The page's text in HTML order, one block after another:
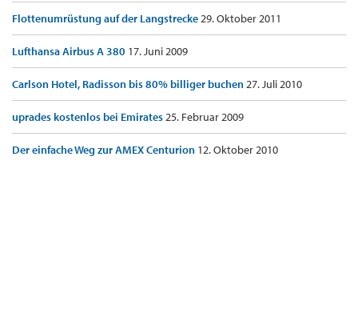
Flottenumrüstung auf der Langstrecke29. Oktober 2011
Lufthansa Airbus A 380 17. Juni 2009
Carlson Hotel, Radisson bis 80% billiger buchen27. Juli 2010
uprades kostenlos bei Emirates25. Februar 2009
Der einfache Weg zur AMEX Centurion 12. Oktober 2010